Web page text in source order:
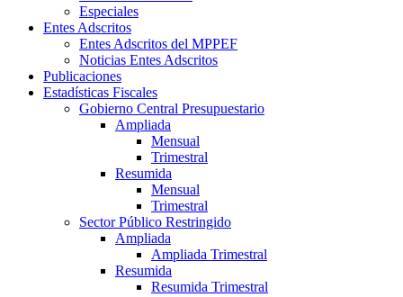
Especiales
Entes Adscritos
Entes Adscritos del MPPEF
Noticias Entes Adscritos
Publicaciones
Estadísticas Fiscales
Gobierno Central Presupuestario
Ampliada
Mensual
Trimestral
Resumida
Mensual
Trimestral
Sector Público Restringido
Ampliada
Ampliada Trimestral
Resumida
Resumida Trimestral